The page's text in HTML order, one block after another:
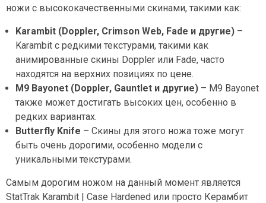
ножи с высококачественными скинами, такими как:
Karambit (Doppler, Crimson Web, Fade и другие) –
Karambit с редкими текстурами, такими как
анимированные скины Doppler или Fade, часто
находятся на верхних позициях по цене.
M9 Bayonet (Doppler, Gauntlet и другие) – M9 Bayonet
также может достигать высоких цен, особенно в
редких вариантах.
Butterfly Knife – Скины для этого ножа тоже могут
быть очень дорогими, особенно модели с
уникальными текстурами.
Самым дорогим ножом на данный момент является
StatTrak Karambit | Case Hardened или просто Керамбит